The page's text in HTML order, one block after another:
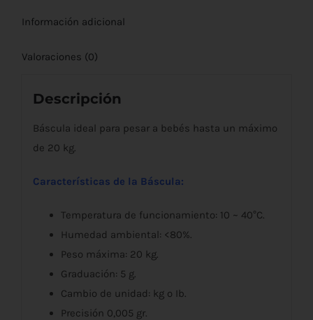
Información adicional
Valoraciones (0)
Descripción
Báscula ideal para pesar a bebés hasta un máximo
de 20 kg.
Características de la Báscula:
Temperatura de funcionamiento: 10 ~ 40°C.
Humedad ambiental: <80%.
Peso máxima: 20 kg.
Graduación: 5 g.
Cambio de unidad: kg o Ib.
Precisión 0,005 gr.